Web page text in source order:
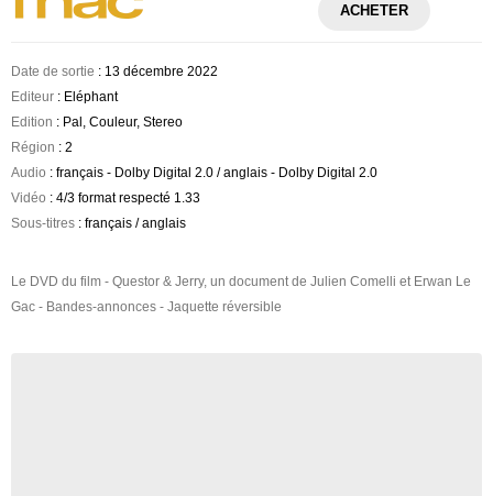
ACHETER
Date de sortie : 13 décembre 2022
Editeur : Eléphant
Edition : Pal, Couleur, Stereo
Région : 2
Audio : français - Dolby Digital 2.0 / anglais - Dolby Digital 2.0
Vidéo : 4/3 format respecté 1.33
Sous-titres : français / anglais
Le DVD du film - Questor & Jerry, un document de Julien Comelli et Erwan Le
Gac - Bandes-annonces - Jaquette réversible